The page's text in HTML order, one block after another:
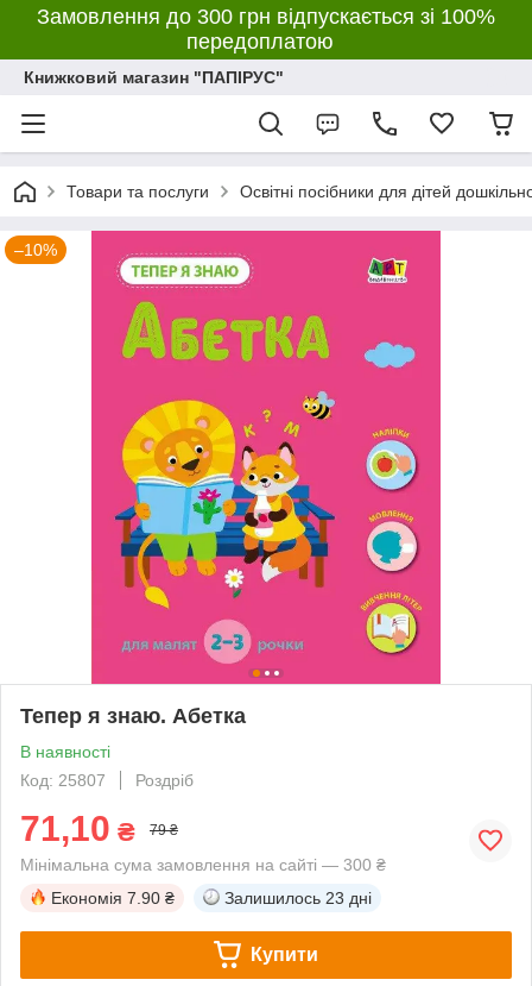
Замовлення до 300 грн відпускається зі 100%
передоплатою
Книжковий магазин "ПАПІРУС"
Товари та послуги Освітні посібники для дітей
–10%
Тепер я знаю. Абетка
В наявності
Код: 25807
Роздріб
71,10 ₴ 79 ₴
Мінімальна сума замовлення на сайті — 300 ₴
Економія 7.90 ₴ Залишилось 23 дні
Купити